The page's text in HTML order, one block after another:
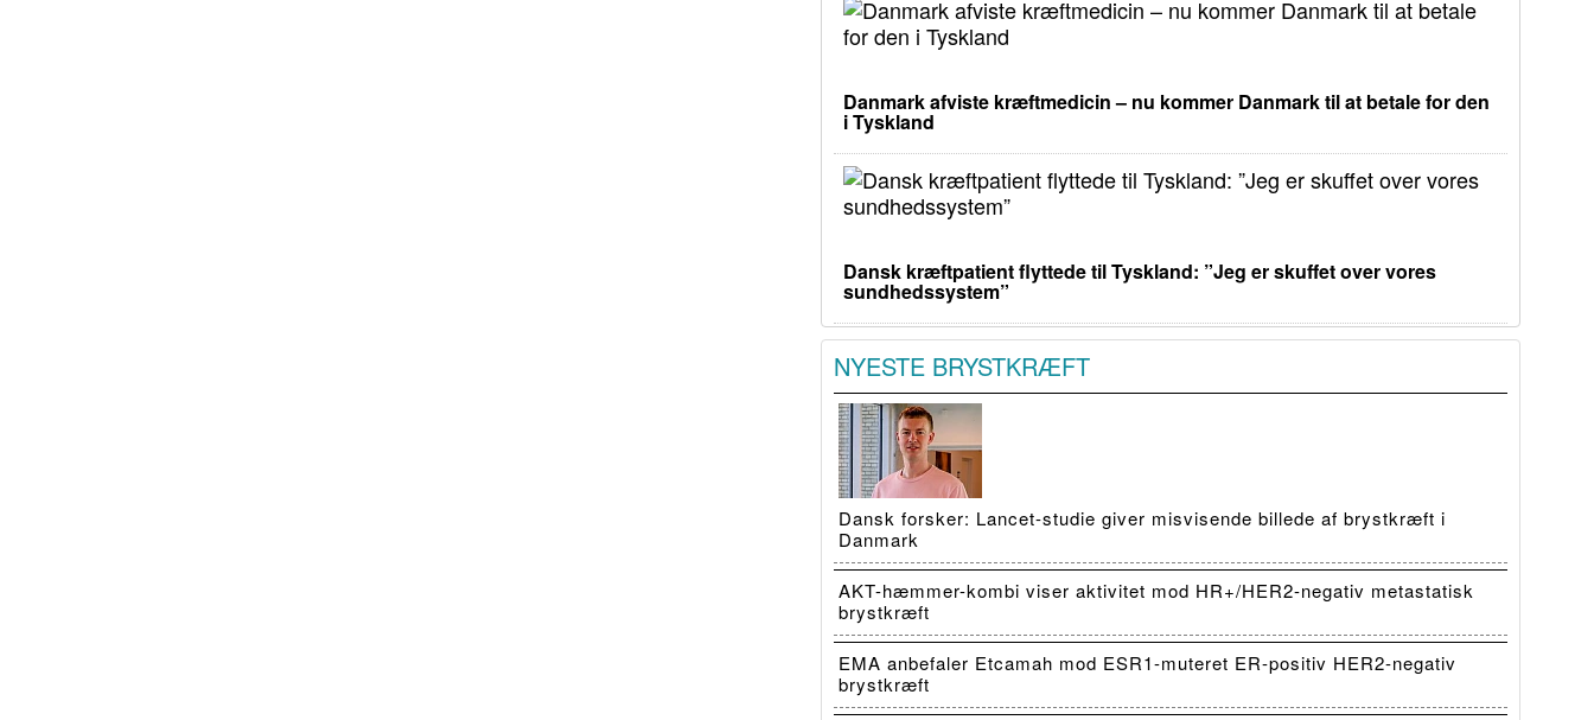
Danmark afviste kræftmedicin – nu kommer Danmark til at betale for den
i Tyskland
Dansk kræftpatient flyttede til Tyskland: ”Jeg er skuffet over vores
sundhedssystem”
NYESTE BRYSTKRÆFT
Dansk forsker: Lancet-studie giver misvisende billede af brystkræft i
Danmark
AKT-hæmmer-kombi viser aktivitet mod HR+/HER2-negativ metastatisk
brystkræft
EMA anbefaler Etcamah mod ESR1-muteret ER-positiv HER2-negativ
brystkræft